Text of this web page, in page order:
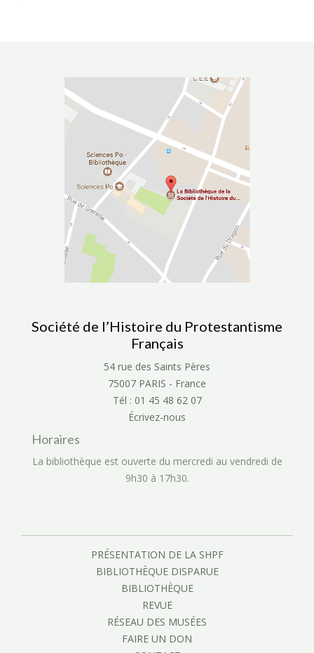
Société de l’Histoire du Protestantisme
Français
54 rue des Saints Pères
75007 PARIS - France
Tél : 01 45 48 62 07
Écrivez-nous
Horaires
La bibliothèque est ouverte du mercredi au vendredi de
9h30 à 17h30.
PRÉSENTATION DE LA SHPF
BIBLIOTHÈQUE DISPARUE
BIBLIOTHÈQUE
REVUE
RÉSEAU DES MUSÉES
FAIRE UN DON